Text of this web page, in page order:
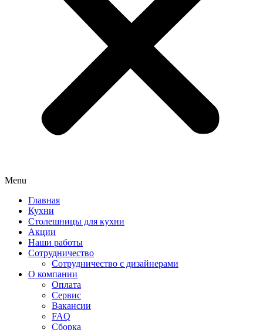
Menu
Главная
Кухни
Столешницы для кухни
Акции
Наши работы
Сотрудничество
Сотрудничество с дизайнерами
О компании
Оплата
Сервис
Вакансии
FAQ
Сборка